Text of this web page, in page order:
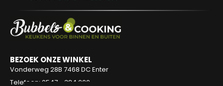
BEZOEK ONZE WINKEL
Vonderweg 28B
7468 DC Enter